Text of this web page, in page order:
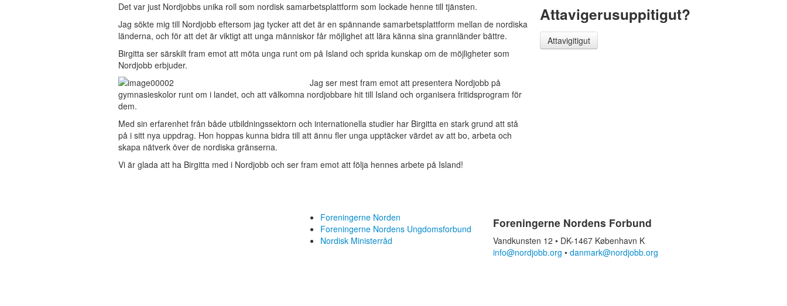
Det var just Nordjobbs unika roll som nordisk samarbetsplattform som lockade henne till tjänsten.
Jag sökte mig till Nordjobb eftersom jag tycker att det är en spännande samarbetsplattform mellan de nordiska
länderna, och för att det är viktigt att unga människor får möjlighet att lära känna sina grannländer bättre.
Birgitta ser särskilt fram emot att möta unga runt om på Island och sprida kunskap om de möjligheter som
Nordjobb erbjuder.
Jag ser mest fram emot att presentera Nordjobb på
gymnasieskolor runt om i landet, och att välkomna nordjobbare hit till Island och organisera fritidsprogram för
dem.
Med sin erfarenhet från både utbildningssektorn och internationella studier har Birgitta en stark grund att stå
på i sitt nya uppdrag. Hon hoppas kunna bidra till att ännu fler unga upptäcker värdet av att bo, arbeta och
skapa nätverk över de nordiska gränserna.
Vi är glada att ha Birgitta med i Nordjobb och ser fram emot att följa hennes arbete på Island!
Attavigerusuppitigut?
Attavigitigut
Foreningerne Norden
Foreningerne Nordens Ungdomsforbund
Nordisk Ministerråd
Foreningerne Nordens Forbund
Vandkunsten 12 • DK-1467 København K
info@nordjobb.org • danmark@nordjobb.org